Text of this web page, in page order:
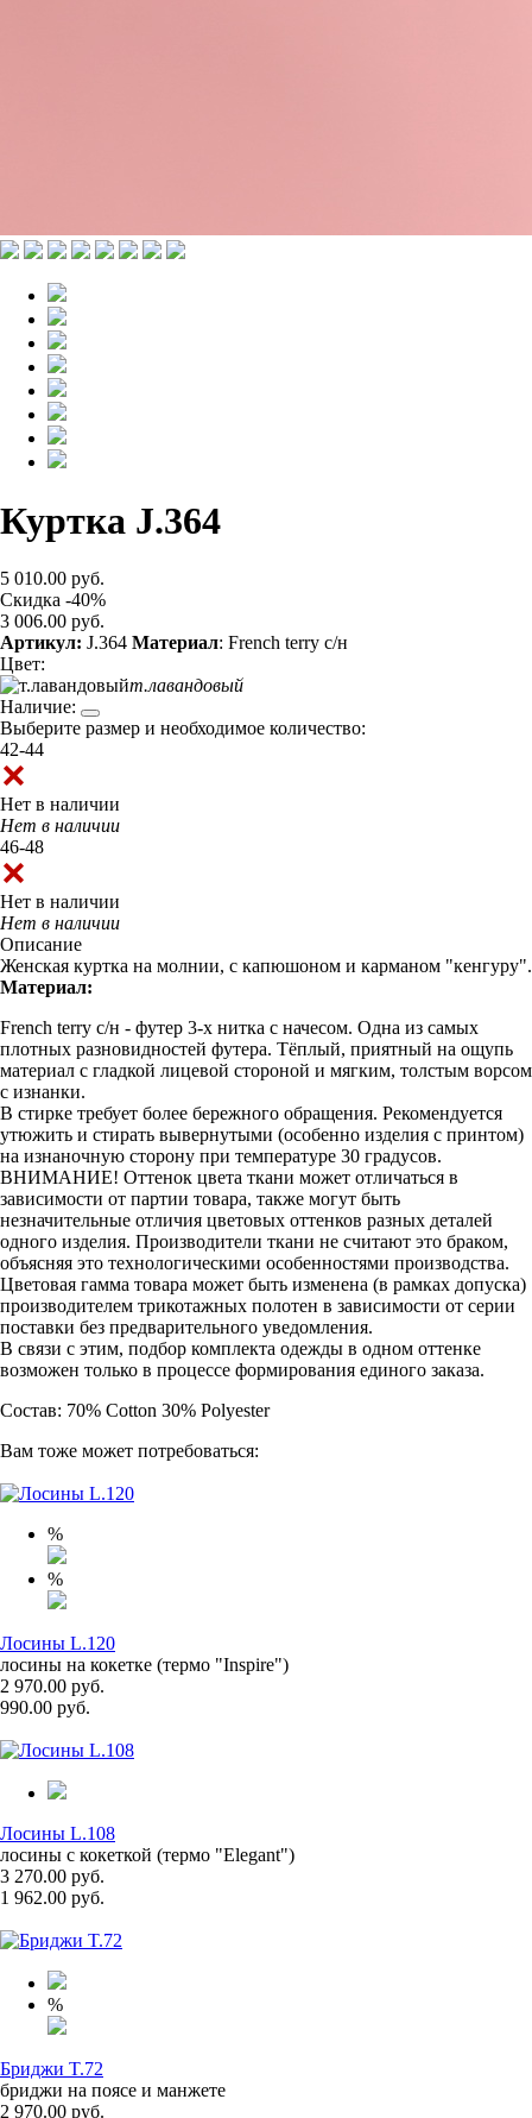
Куртка J.364
5 010.00 руб.
Скидка -40%
3 006.00 руб.
Артикул: J.364 Материал: French terry с/н
Цвет:
т.лавандовый
Наличие:
Выберите размер и необходимое количество:
42-44
Нет в наличии
Нет в наличии
46-48
Нет в наличии
Нет в наличии
Описание
Женская куртка на молнии, с капюшоном и карманом "кенгуру".
Материал:
French terry с/н - футер 3-х нитка с начесом. Одна из самых
плотных разновидностей футера. Тёплый, приятный на ощупь
материал с гладкой лицевой стороной и мягким, толстым ворсом
с изнанки.
В стирке требует более бережного обращения. Рекомендуется
утюжить и стирать вывернутыми (особенно изделия с принтом)
на изнаночную сторону при температуре 30 градусов.
ВНИМАНИЕ! Оттенок цвета ткани может отличаться в
зависимости от партии товара, также могут быть
незначительные отличия цветовых оттенков разных деталей
одного изделия. Производители ткани не считают это браком,
объясняя это технологическими особенностями производства.
Цветовая гамма товара может быть изменена (в рамках допуска)
производителем трикотажных полотен в зависимости от серии
поставки без предварительного уведомления.
В связи с этим, подбор комплекта одежды в одном оттенке
возможен только в процессе формирования единого заказа.
Состав: 70% Cotton 30% Polyester
Вам тоже может потребоваться:
%
%
Лосины L.120
лосины на кокетке (термо "Inspire")
2 970.00 руб.
990.00 руб.
Лосины L.108
лосины с кокеткой (термо "Elegant")
3 270.00 руб.
1 962.00 руб.
%
Бриджи T.72
бриджи на поясе и манжете
2 970.00 руб.